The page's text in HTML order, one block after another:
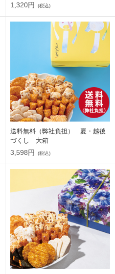
1,320円 (税込)
送料無料（弊社負担） 夏・越後
づくし 大箱
3,598円 (税込)